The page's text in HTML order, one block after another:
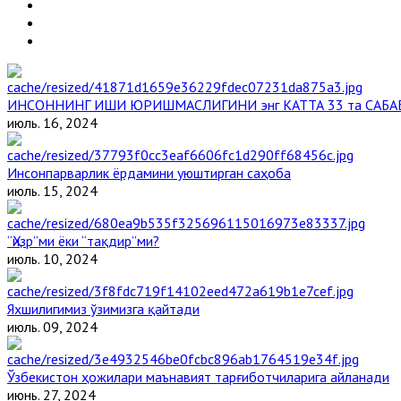
ИНСОННИНГ ИШИ ЮРИШМАСЛИГИНИ энг КАТТА 33 та
июль. 16, 2024
Инсонпарварлик ёрдамини уюштирган саҳоба
июль. 15, 2024
“Ҳизр”ми ёки “тақдир”ми?
июль. 10, 2024
Яхшилигимиз ўзимизга қайтади
июль. 09, 2024
Ўзбекистон ҳожилари маънавият тарғиботчиларига айланади
июнь. 27, 2024